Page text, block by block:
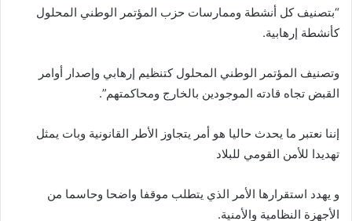
“بتصنيف كل أنشطة وممارسات حزب المؤتمر الوطني المحلول
كأنشطة إرهابية.
وتصنيف المؤتمر الوطني المحلول كتنظيم إرهابي وإصدار أوامر
القبض تجاه قادته الموجودين بالخارج ومحاكمتهم”.
إننا نعتبر ما يحدث حاليا هو أمر يتجاوز الأطر القانونية وبات يمثل
تهديدا للأمن القومي للبلاد
و يهدد استقرارها الأمر الذي يتطلب موقفا واضحا وحاسما من
الأجهزة النظامية والأمنية.